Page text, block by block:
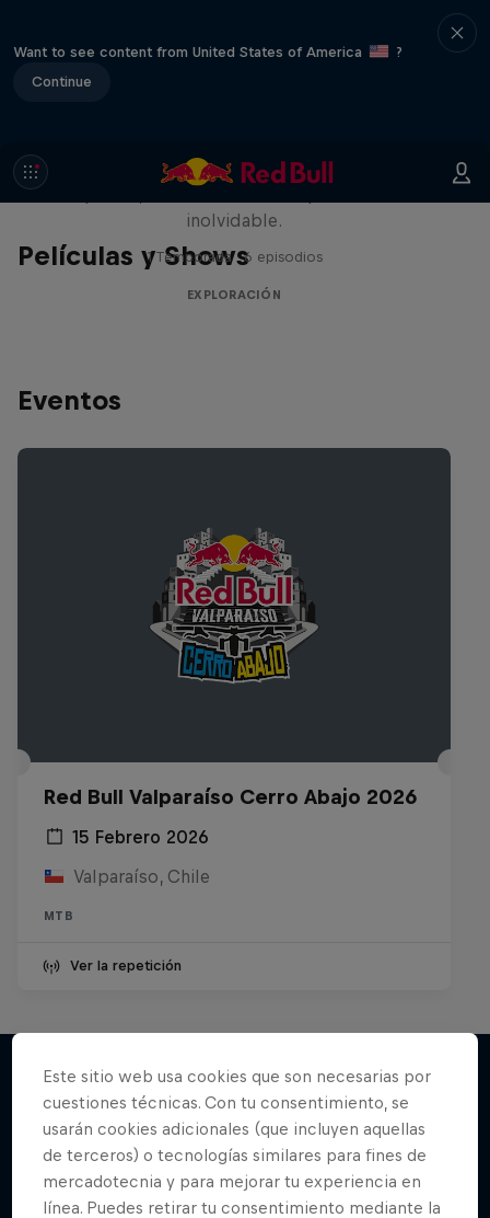
Want to see content from United States of America
?
Continue
Películas y Shows
Rob Warner’s Wild Rides
inolvidable.
1 Temporada · 6 episodios
EXPLORACIÓN
Eventos
Red Bull Valparaíso Cerro Abajo 2026
15 Febrero 2026
Valparaíso, Chile
MTB
Ver la repetición
Más contenidos similares
Este sitio web usa cookies que son necesarias por
cuestiones técnicas. Con tu consentimiento, se
usarán cookies adicionales (que incluyen aquellas
de terceros) o tecnologías similares para fines de
mercadotecnia y para mejorar tu experiencia en
línea. Puedes retirar tu consentimiento mediante la